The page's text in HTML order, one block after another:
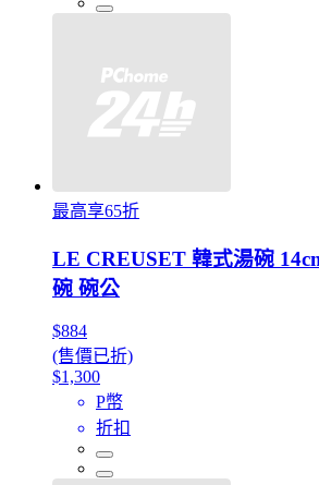
最高享65折
LE CREUSET 韓式湯碗
碗 碗公
$884
(售價已折)
$1,300
P幣
折扣